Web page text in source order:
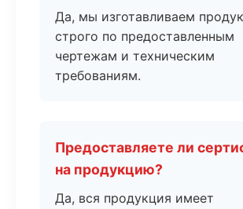
Да, мы изготавливаем
строго по предоставленным
чертежам и техническим
требованиям.
Предоставляете ли
на продукцию?
Да, вся продукция имеет